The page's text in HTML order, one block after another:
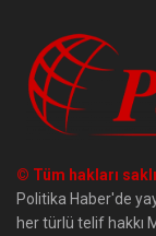
© Tüm hakları
Politika Haber'de
her türlü telif hakkı